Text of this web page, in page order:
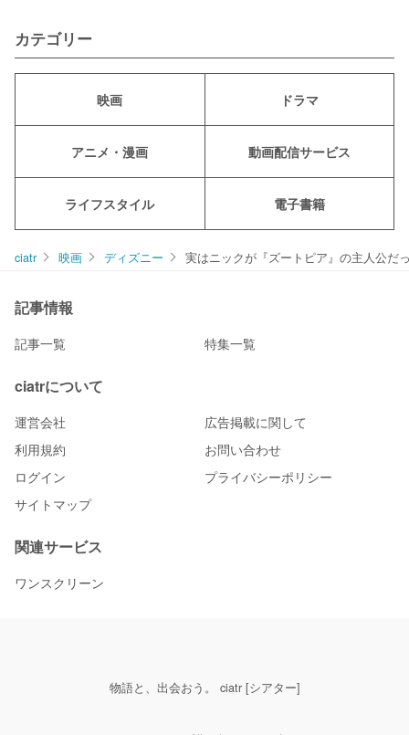
カテゴリー
映画 ドラマ
アニメ・漫画 動画配信サービス
ライフスタイル 電子書籍
ciatr 映画 ディズニー 実はニックが『ズートピア』の主人公だ
記事情報
記事一覧 特集一覧
ciatrについて
運営会社
広告掲載に関して
利用規約
お問い合わせ
ログイン
プライバシーポリシー
サイトマップ
関連サービス
ワンスクリーン
物語と、出会おう。 ciatr [シアター]